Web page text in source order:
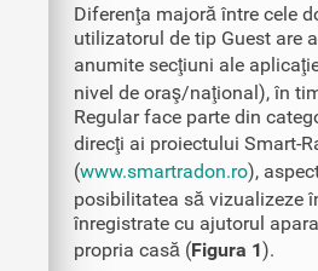
Diferenţa majoră între cele
utilizatorul de tip Guest are
anumite secţiuni ale
nivel de oraş/naţional), în
Regular face parte din
direcţi ai proiectului Smart-
(www.smartradon.ro),
posibilitatea să vizualizeze
înregistrate cu ajutorul
propria casă (Figura 1).